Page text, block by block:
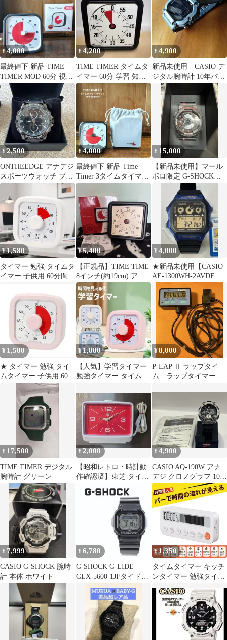
¥4,000
最終値下 新品 TIME
TIMER MOD 60分 視覚
タイマー チャコール
¥4,200
TIME TIMER タイムタ
イマー 60分 学習 知育
タイマー アラーム付き
¥4,900
新品未使用 CASIO デ
ジタル腕時計 10年バッ
テリー【国内正規品】
¥2,500
ONTHEEDGE アナデジ
スポーツウォッチ ブラ
ック
¥4,000
最終値下 新品 Time
Timer 3タイムタイマー
ポケット 60分 黒
¥ 15,000
【新品未使用】マール
ボロ限定 G-SHOCK
GA-110-1AJF
¥1,580
タイマー 勉強 タイムタ
イマー 子供用 60分間
庭 白
¥5,400
【正規品】TIME TIME
8インチ(約19cm) アラ
ーム付 タイムタイマ
ー
¥4,000
★新品未使用【CASIO
AE-1300WH-2AVDF】
デジタル腕時計 ブルー
¥ 1,580
★ タイマー 勉強 タイ
ムタイマー 子供用 60分
間 時間管理 ピンク
¥1,880
【人気】学習タイマー
勉強タイマー タイムタ
イマー 学習アラーム ラ
ーニングタイマー 勉強
受験 テスト 時計 タイ
マーストップウォッチ
キッズ 大人 小学生
¥8,000
P-LAP Ⅱ ラップタイ
ム ラップタイマー
¥ 17,500
TIME TIMER デジタル
腕時計 グリーン
¥2,000
【昭和レトロ・時計動
作確認済】東芝 タイム
60Hz専用
¥4,900
CASIO AQ-190W アナ
デジ クロノグラフ 10気
圧防水 電池交換済
¥ 7,999
CASIO G-SHOCK 腕時
計 本体 ホワイト
¥ 6,780
G-SHOCK G-LIDE
GLX-5600-1JFタイドグ
¥1,350
タイムタイマー キッチ
ンタイマー 勉強タイマ
バー可視化タイマー 大
画面デジタルタイマー
正逆計時 勉強タイマー
薬リマインダー マグネ
ット設置 音量調整 料理